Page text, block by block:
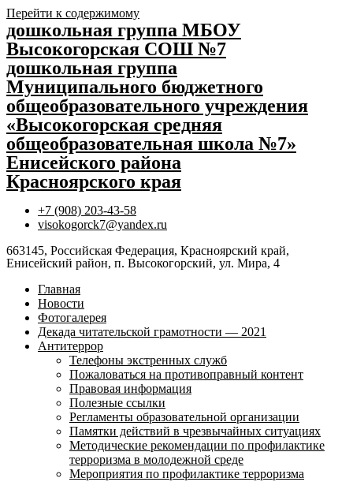
Перейти к содержимому
дошкольная группа МБОУ
Высокогорская СОШ №7
дошкольная группа
Муниципального бюджетного
общеобразовательного учреждения
«Высокогорская средняя
общеобразовательная школа №7»
Енисейского района
Красноярского края
+7 (908) 203-43-58
visokogorck7@yandex.ru
663145, Российская Федерация, Красноярский край,
Енисейский район, п. Высокогорский, ул. Мира, 4
Главная
Новости
Фотогалерея
Декада читательской грамотности — 2021
Антитеррор
Телефоны экстренных служб
Пожаловаться на противоправный контент
Правовая информация
Полезные ссылки
Регламенты образовательной организации
Памятки действий в чрезвычайных ситуациях
Методические рекомендации по профилактике
терроризма в молодежной среде
Мероприятия по профилактике терроризма